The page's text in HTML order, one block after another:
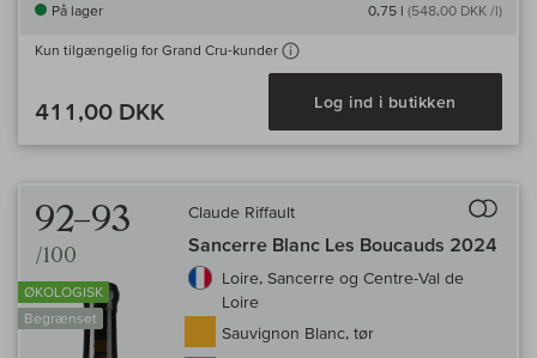
På lager 0,75 l (548,00 DKK /l)
Kun tilgængelig for Grand Cru-kunder
411,00 DKK Log ind i butikken
92–93
/100
ØKOLOGISK
Begrænset
Claude Riffault
Sancerre Blanc Les Boucauds 2024
Loire, Sancerre og Centre-Val de
Loire
Sauvignon Blanc, tør